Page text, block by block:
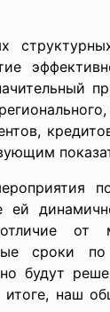
ей
от
сроки по
будут
наш